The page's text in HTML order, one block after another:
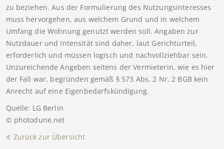
zu beziehen. Aus der Formulierung des Nutzungsinteresses
muss hervorgehen, aus welchem Grund und in welchem
Umfang die Wohnung genutzt werden soll. Angaben zur
Nutzdauer und Intensität sind daher, laut Gerichturteil,
erforderlich und müssen logisch und nachvollziehbar sein.
Unzureichende Angeben seitens der Vermieterin, wie es hier
der Fall war, begründen gemäß § 573 Abs. 2 Nr. 2 BGB kein
Anrecht auf eine Eigenbedarfskündigung.
Quelle: LG Berlin
© photodune.net
Zurück zur Übersicht